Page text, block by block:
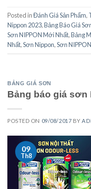
Posted inĐánh Giá Sản Phẩm,
Nippon 2023,Bảng Báo Giá
Sơn NIPPON Mới Nhất,Bảng
Nhất,Sơn Nippon,Sơn
BẢNG GIÁ SƠN
Bảng báo giá sơn
POSTED ON 09/08/2017 BY
09
Th8